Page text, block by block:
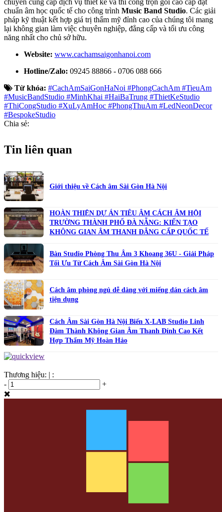
chuyên cung cấp dịch vụ thiết kế và thi công trọn gói cao cấp đạt
chuẩn âm học quốc tế cho công trình Music Band Studio. Các giải
pháp kỹ thuật kết hợp giá trị thẩm mỹ đỉnh cao của chúng tôi mang
lại không gian làm việc chuyên nghiệp, đẳng cấp và tối ưu công
năng nhất cho chủ sở hữu.
Website: www.cachamsaigonhanoi.com
Hotline/Zalo: 09245 88866 - 0706 088 666
Từ khóa: #CachAmSaiGonHaNoi #PhongCachAm #TieuAm
#MusicBandStudio #MinhKhai #HaiBaTrung #ThietKeStudio
#ThiCongStudio #XuLyAmHoc #PhongThuAm #LedNeonDecor
#BespokeStudio
Chia sẻ:
Tin liên quan
Giới thiệu về Cách âm Sài Gòn Hà Nội
HOÀN THIỆN DỰ ÁN TIÊU ÂM CÁCH ÂM HỘI
TRƯỜNG THÀNH PHỐ ĐÀ NẴNG: KIẾN TẠO
KHÔNG GIAN ÂM THANH ĐẲNG CẤP QUỐC TẾ
Bàn Studio Phòng Thu Âm 3 Khoang 36U - Giải Pháp
Tối Ưu Từ Cách Âm Sài Gòn Hà Nội
Cách âm phòng ngủ dễ dàng với miếng dán cách âm
tiện dụng
Cách Âm Sài Gòn Hà Nội Biến X-LAB Studio Linh
Đàm Thành Không Gian Âm Thanh Đỉnh Cao Kết
Hợp Thẩm Mỹ Hoàn Hảo
Thương hiệu: | :
-
+